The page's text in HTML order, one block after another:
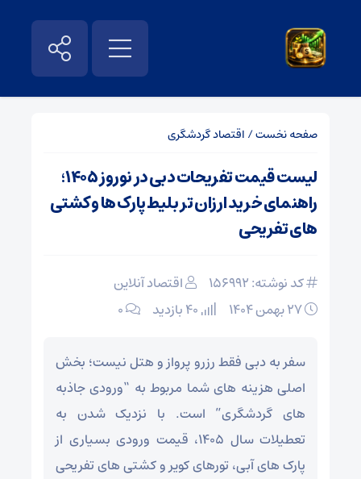
صفحه نخست/ اقتصاد گردشگری
لیست قیمت تفریحات دبی در نوروز ۱۴۰۵؛
راهنمای خرید ارزان تر بلیط پارک ها و کشتی
های تفریحی
کد نوشته: 156992
اقتصاد آنلاین
۰
سفر به دبی فقط رزرو پرواز و هتل نیست؛ بخش
اصلی هزینه‌ های شما مربوط به “ورودی جاذبه‌
های گردشگری” است. با نزدیک شدن به
تعطیلات سال ۱۴۰۵، قیمت ورودی بسیاری از
پارک‌ های آبی، تورهای کویر و کشتی‌ های تفریحی